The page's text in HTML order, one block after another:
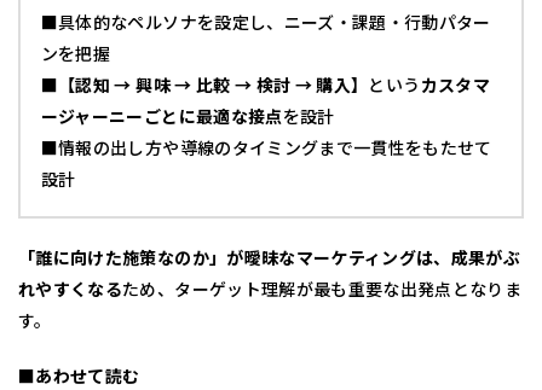
■具体的なペルソナを設定し、ニーズ・課題・行動パター
ンを把握
■ 【認知 → 興味 → 比較 → 検討 → 購入】 という カスタマ
ージャーニーごとに最適な接点を設計
■情報の出し方や導線のタイミングまで一貫性をもたせて
設計
「誰に向けた施策なのか」が曖昧なマーケティングは、成果がぶ
れやすくなるため、ターゲット理解が最も重要な出発点となりま
す。
■あわせて読む